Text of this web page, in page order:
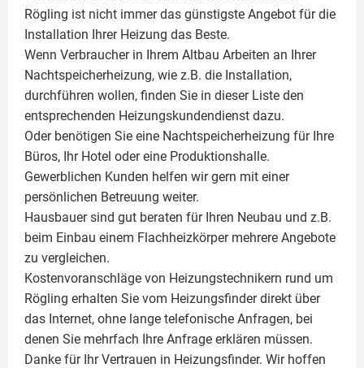
Rögling ist nicht immer das günstigste Angebot für die
Installation Ihrer Heizung das Beste.
Wenn Verbraucher in Ihrem Altbau Arbeiten an Ihrer
Nachtspeicherheizung, wie z.B. die Installation,
durchführen wollen, finden Sie in dieser Liste den
entsprechenden Heizungskundendienst dazu.
Oder benötigen Sie eine Nachtspeicherheizung für Ihre
Büros, Ihr Hotel oder eine Produktionshalle.
Gewerblichen Kunden helfen wir gern mit einer
persönlichen Betreuung weiter.
Hausbauer sind gut beraten für Ihren Neubau und z.B.
beim Einbau einem Flachheizkörpermehrere Angebote
zu vergleichen.
Kostenvoranschläge von Heizungstechnikern rund um
Rögling erhalten Sie vom Heizungsfinder direkt über
das Internet, ohne lange telefonische Anfragen, bei
denen Sie mehrfach Ihre Anfrage erklären müssen.
Danke für Ihr Vertrauen in Heizungsfinder. Wir hoffen